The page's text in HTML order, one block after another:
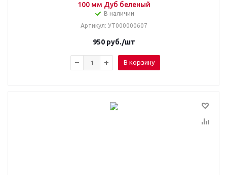
100 мм Дуб беленый
В наличии
Артикул: УТ000000607
950руб./шт
В корзину